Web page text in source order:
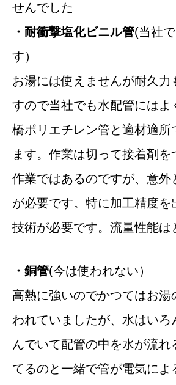
せんでした
・耐衝撃塩化ビニル管(当社
す）
お湯には使えませんが耐久力
すので当社でも水配管には
橋ポリエチレン管と適材適所
ます。作業は切って接着剤を
作業ではあるのですが、意外
が必要です。特に加工精度を
技術が必要です。流量性能は
・銅管(今は使われない）
高熱に強いのでかつてはお湯
われていましたが、水はいろ
んでいて配管の中を水が流れ
てるのと一緒で管が電気によ